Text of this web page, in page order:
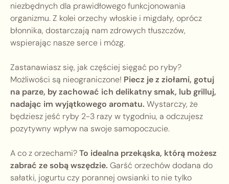
niezbędnych dla prawidłowego funkcjonowania
organizmu. Z kolei orzechy włoskie i migdały, oprócz
błonnika, dostarczają nam zdrowych tłuszczów,
wspierając nasze serce i mózg.
Zastanawiasz się, jak częściej sięgać po ryby?
Możliwości są nieograniczone! Piecz je z ziołami, gotuj
na parze, by zachować ich delikatny smak, lub grilluj,
nadając im wyjątkowego aromatu. Wystarczy, że
będziesz jeść ryby 2-3 razy w tygodniu, a odczujesz
pozytywny wpływ na swoje samopoczucie.
A co z orzechami?To idealna przekąska, którą możesz
zabrać ze sobą wszędzie. Garść orzechów dodana do
sałatki, jogurtu czy porannej owsianki to nie tylko